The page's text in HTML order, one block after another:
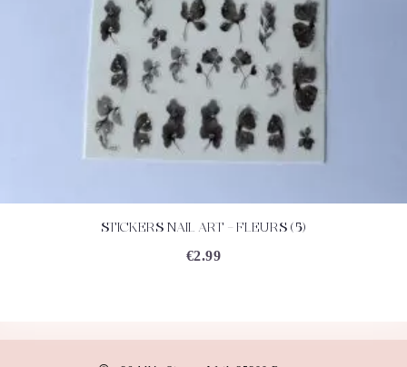
ACHETEZ DÉTAILS
STICKERS NAIL ART – FLEURS (5)
€2.99